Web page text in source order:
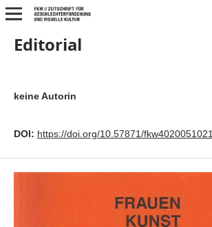
Editorial
keine Autorin
DOI: https://doi.org/10.57871/fkw4020051021